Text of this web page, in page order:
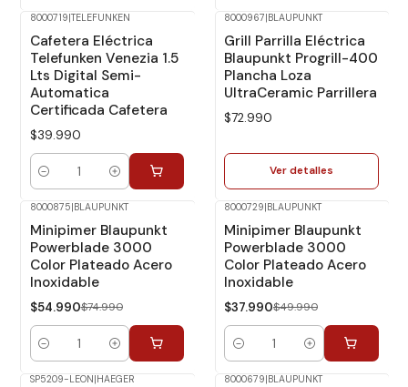
8000719|TELEFUNKEN
Cafetera Eléctrica
Telefunken Venezia 1.5
Lts Digital Semi-
Automatica
Certificada Cafetera
$39.990
Cantidad
No disponible
8000967|BLAUPUNKT
Grill Parrilla Eléctrica
Blaupunkt Progrill-400
Plancha Loza
UltraCeramic Parrillera
$72.990
Ver detalles
8000875 BLAUPUNKT
Minipimer Blaupunkt
Powerblade 3000
Color Plateado Acero
Inoxidable
$54.990$74.990
Cantidad
8000729 BLAUPUNKT
Minipimer Blaupunkt
Powerblade 3000
Color Plateado Acero
Inoxidable
$37.990$49.990
Cantidad
SP5209-LEON HAEGER 8000679 BLAUPUNKT